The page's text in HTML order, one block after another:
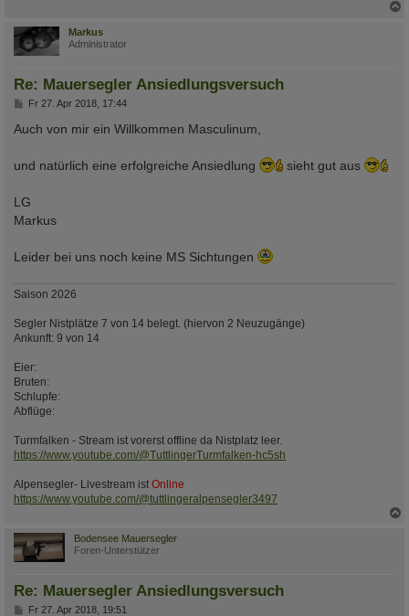
Markus
Administrator
Re: Mauersegler Ansiedlungsversuch
B
a
g
Fr 27. Apr 2018, 17:44
Auch von mir ein Willkommen Masculinum,
und natürlich eine erfolgreiche Ansiedlung sieht gut aus
LG
Markus
Leider bei uns noch keine MS Sichtungen
Saison 2026
Segler Nistplätze 7 von 14 belegt. (hiervon 2 Neuzugänge)
Ankunft: 9 von 14
Eier:
Bruten:
Schlupfe:
Abflüge:
Turmfalken - Stream ist vorerst offline da Nistplatz leer.
https://www.youtube.com/@TuttlingerTurmfalken-hc5sh
Alpensegler- Livestream ist Online
https://www.youtube.com/@tuttlingeralpensegler3497
Bodensee Mauersegler
Foren-Unterstützer
Re: Mauersegler Ansiedlungsversuch
BFr 27. Apr 2018, 19:51